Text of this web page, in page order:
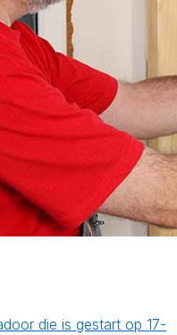
die is gestart op 17-